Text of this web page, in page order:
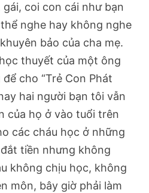
coi con cái như bạn
nghe hay không nghe
bảo của cha mẹ.
thuyết của một ông
cho “Trẻ Con Phát
hai người bạn tôi vẫn
của họ ở vào tuổi trên
các cháu học ở những
tiền nhưng không
không chịu học, không
môn, bây giờ phải làm